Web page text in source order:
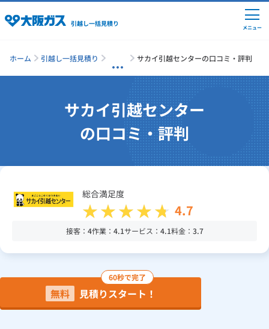
引越し一括見積り
引越しの準備
引越し費用の相場
引越し業者ランキング
引越し見積りシミュレーション
見積り依頼
メニュー
ホーム 引越し一括見積り サカイ引越センターの口コミ・評判
サカイ引越センター
の口コミ・評判
総合満足度
4.7
接客： 4作業： 4.1サービス： 4.1料金： 3.7
60秒で完了
無料 見積りスタート！